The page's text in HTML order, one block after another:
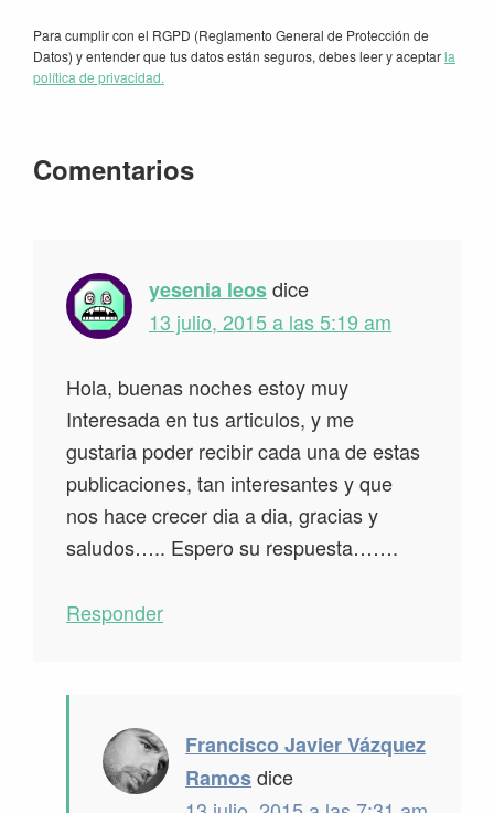
Para cumplir con el RGPD (Reglamento General de Protección de
Datos) y entender que tus datos están seguros, debes leer y aceptarla
política de privacidad.
Interacciones
lectores
Comentarios
yesenia leosdice
13 julio, 2015 a las 5:19 am
Hola, buenas noches estoy muy
Interesada en tus articulos, y me
gustaria poder recibir cada una de estas
publicaciones, tan interesantes y que
nos hace crecer dia a dia, gracias y
saludos….. Espero su respuesta…….
Responder
Francisco Javier Vázquez
Ramosdice